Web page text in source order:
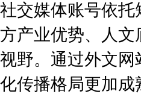
社交媒体账号依
方产业优势、人文
视野。通过外文
化传播格局更加成